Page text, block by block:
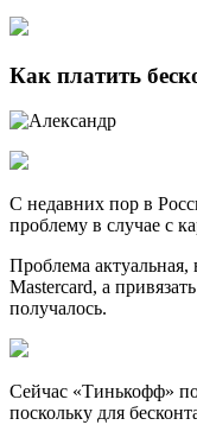
Как платить
С недавних пор в
проблему в случае с
Проблема
Mastercard, а
получалось.
Сейчас «Тинькофф»
поскольку для